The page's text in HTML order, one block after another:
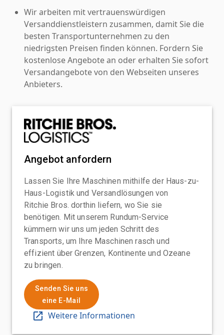
Wir arbeiten mit vertrauenswürdigen
Versanddienstleistern zusammen, damit Sie die
besten Transportunternehmen zu den
niedrigsten Preisen finden können. Fordern Sie
kostenlose Angebote an oder erhalten Sie sofort
Versandangebote von den Webseiten unseres
Anbieters.
Angebot anfordern
Lassen Sie Ihre Maschinen mithilfe der Haus-zu-
Haus-Logistik und Versandlösungen von
Ritchie Bros. dorthin liefern, wo Sie sie
benötigen. Mit unserem Rundum-Service
kümmern wir uns um jeden Schritt des
Transports, um Ihre Maschinen rasch und
effizient über Grenzen, Kontinente und Ozeane
zu bringen.
Senden Sie uns
eine E-Mail
Weitere Informationen